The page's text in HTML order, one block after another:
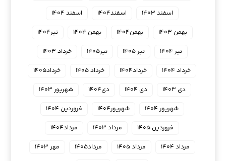
اسفند ۱۴۰۳
اسفند۱۴۰۴
اسفند ۱۴۰۴
بهمن ۱۴۰۳
بهمن۱۴۰۴ بهمن ۱۴۰۴
تیر۱۴۰۴
تیر ۱۴۰۴
تیر ۱۴۰۵ تیر۱۴۰۵
خرداد ۱۴۰۳
خرداد ۱۴۰۴
خرداد۱۴۰۴ خرداد ۱۴۰۵
خرداد۱۴۰۵
دی ۱۴۰۳
دی ۱۴۰۴ دی۱۴۰۴
شهریور ۱۴۰۳
شهریور ۱۴۰۴
شهریور۱۴۰۴
فروردین ۱۴۰۴
فروردین ۱۴۰۵
مرداد ۱۴۰۳
مرداد۱۴۰۴
مرداد ۱۴۰۴
مرداد ۱۴۰۵ مرداد۱۴۰۵
مهر ۱۴۰۳